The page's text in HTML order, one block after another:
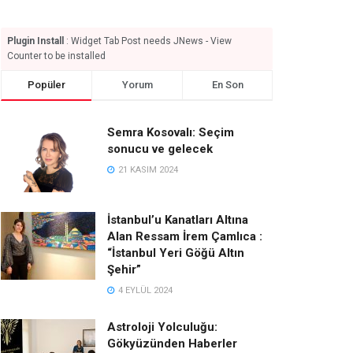
Plugin Install
: Widget Tab Post needs JNews - View
Counter to be installed
Popüler Yorum En Son
Semra Kosovalı: Seçim
sonucu ve gelecek
21 KASIM 2024
İstanbul’u Kanatları Altına
Alan Ressam İrem Çamlıca :
“İstanbul Yeri Göğü Altın
Şehir”
4 EYLÜL 2024
Astroloji Yolculuğu:
Gökyüzünden Haberler